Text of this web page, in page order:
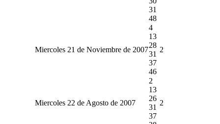
31
48
Miercoles 21 de Noviembre de 2007
4
13
28
31
37
46
2
Miercoles 22 de Agosto de 2007
2
13
26
31
37
2